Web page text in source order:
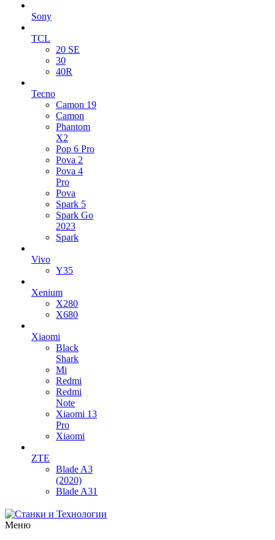
Sony
TCL
20 SE
30
40R
Tecno
Camon 19
Camon
Phantom
X2
Pop 6 Pro
Pova 2
Pova 4
Pro
Pova
Spark 5
Spark Go
2023
Spark
Vivo
Y35
Xenium
X280
X680
Xiaomi
Black
Shark
Mi
Redmi
Redmi
Note
Xiaomi 13
Pro
Xiaomi
ZTE
Blade A3
(2020)
Blade A31
Меню